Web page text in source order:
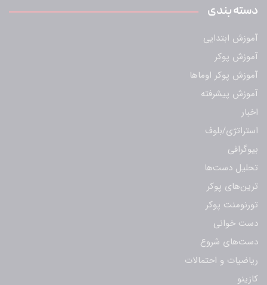
دسته بندی
آموزش ابتدایی
آموزش پوکر
آموزش پوکر اوماها
آموزش پیشرفته
اخبار
استراتژی/بلوف
بیوگرافی
تحلیل دست‌ها
ترین‌های پوکر
تورنومنت پوکر
دست خوانی
دست‌های شروع
ریاضیات و احتمالات
کازینو